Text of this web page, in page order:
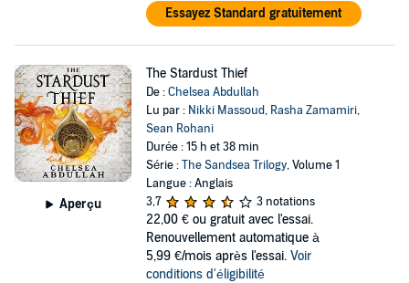
Essayez Standard gratuitement
Aperçu
The Stardust Thief
De :Chelsea Abdullah
Lu par : Nikki Massoud, Rasha Zamamiri,
Sean Rohani
Durée : 15 h et 38 min
Série :The Sandsea Trilogy, Volume 1
Langue : Anglais
3,7
3 notations
22,00 € ou gratuit avec l'essai.
Renouvellement automatique à
5,99 €/mois après l'essai. Voir
conditions d'éligibilité